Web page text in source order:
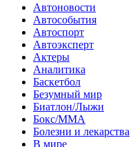
Автоновости
Автособытия
Автоспорт
Автоэксперт
Актеры
Аналитика
Баскетбол
Безумный мир
Биатлон/Лыжи
Бокс/MMA
Болезни и лекарства
В мире